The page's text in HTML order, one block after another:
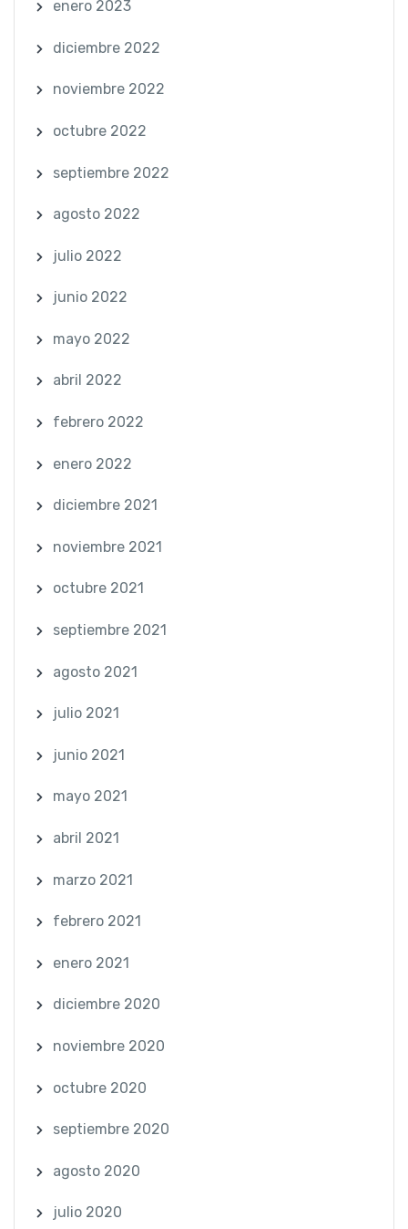
enero 2023
diciembre 2022
noviembre 2022
octubre 2022
septiembre 2022
agosto 2022
julio 2022
junio 2022
mayo 2022
abril 2022
febrero 2022
enero 2022
diciembre 2021
noviembre 2021
octubre 2021
septiembre 2021
agosto 2021
julio 2021
junio 2021
mayo 2021
abril 2021
marzo 2021
febrero 2021
enero 2021
diciembre 2020
noviembre 2020
octubre 2020
septiembre 2020
agosto 2020
julio 2020